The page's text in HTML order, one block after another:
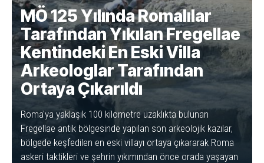
MÖ 125 Yılında Romalılar
Tarafından Yıkılan Fregellae
Kentindeki En Eski Villa
Arkeologlar Tarafından
Ortaya Çıkarıldı
Roma'ya yaklaşık 100 kilometre uzaklıkta bulunan
Fregellae antik bölgesinde yapılan son arkeolojik kazılar,
bölgede keşfedilen en eski villayı ortaya çıkararak Roma
askeri taktikleri ve şehrin yıkımından önce orada yaşayan